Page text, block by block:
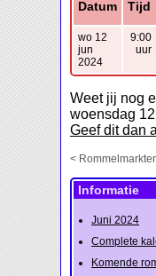
Datum Tijd
wo 12
jun
2024
9:00
uur
Weet jij nog
woensdag
Geef dit dan
<
Informatie
Juni 2024
Complete
Komende